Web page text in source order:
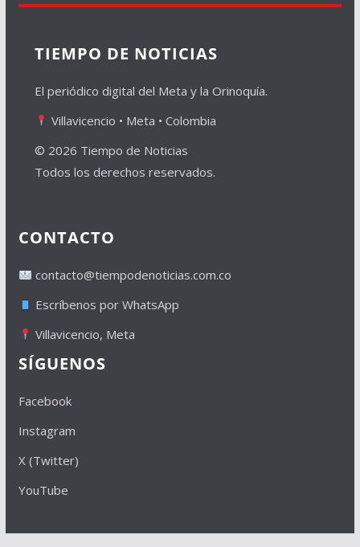
TIEMPO DE NOTICIAS
El periódico digital del Meta y la Orinoquía.
Villavicencio • Meta • Colombia
© 2026 Tiempo de Noticias
Todos los derechos reservados.
CONTACTO
contacto@tiempodenoticias.com.co
Escríbenos por WhatsApp
Villavicencio, Meta
SÍGUENOS
Facebook
Instagram
X (Twitter)
YouTube